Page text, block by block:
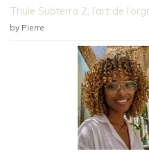
Thule Subterra 2, l’art de
by Pierre